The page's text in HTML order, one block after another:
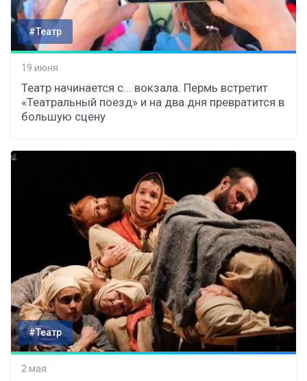
#Театр
19 июня
Театр начинается с... вокзала. Пермь встретит
«Театральный поезд» и на два дня превратится в
большую сцену
#Театр
2 мая